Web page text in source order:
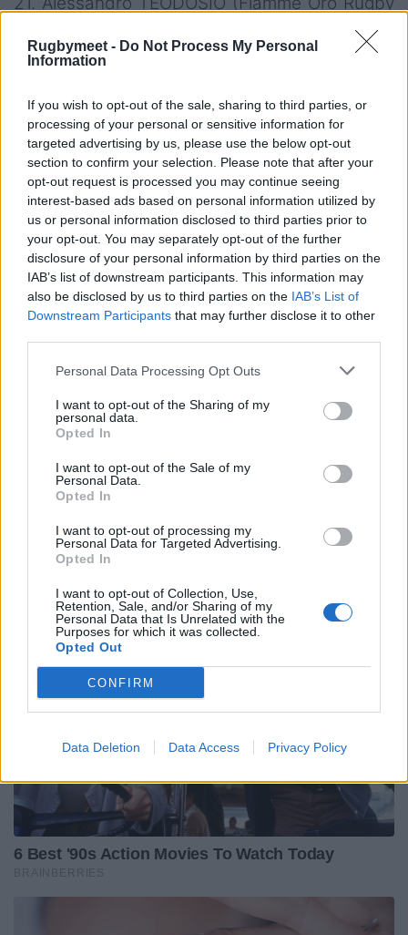
Rugbymeet - Do Not Process My Personal
Information
If you wish to opt-out of the sale, sharing to third parties, or
processing of your personal or sensitive information for
targeted advertising by us, please use the below opt-out
section to confirm your selection. Please note that after your
opt-out request is processed you may continue seeing
interest-based ads based on personal information utilized by
us or personal information disclosed to third parties prior to
your opt-out. You may separately opt-out of the further
disclosure of your personal information by third parties on the
IAB’s list of downstream participants. This information may
also be disclosed by us to third parties on the IAB’s List of
Downstream Participants that may further disclose it to other
Personal Data Processing Opt Outs
I want to opt-out of the Sharing of my
personal data.
Opted In
I want to opt-out of the Sale of my
Personal Data.
Opted In
I want to opt-out of processing my
Personal Data for Targeted Advertising.
Opted In
I want to opt-out of Collection, Use,
Retention, Sale, and/or Sharing of my
Personal Data that Is Unrelated with the
Purposes for which it was collected.
Opted Out
CONFIRM
Data Deletion Data Access Privacy Policy
22. Edoardo VITALE (CUS Milano Rugby)
Roma)
Capo Allenatore: Andrea DI GIANDOMENICO